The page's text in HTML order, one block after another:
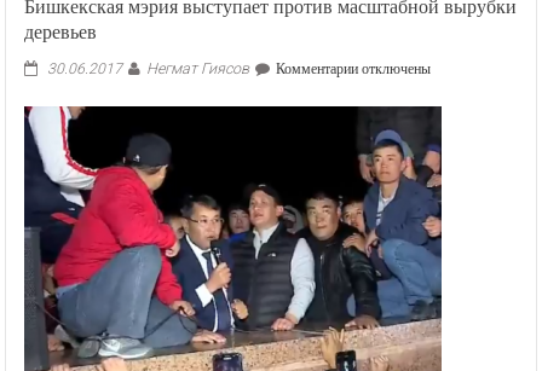
Бишкекская мэрия выступает против масштабной вырубки
деревьев
30.06.2017 Негмат Гиясов Комментариик
Бишкекская
мэрия
выступает
против
масштабной
вырубки
деревьев
отключены